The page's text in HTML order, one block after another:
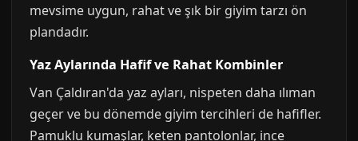
mevsime uygun, rahat ve şık bir giyim tarzı ön
plandadır.
Yaz Aylarında Hafif ve Rahat Kombinler
Van Çaldıran'da yaz ayları, nispeten daha ılıman
geçer ve bu dönemde giyim tercihleri de hafifler.
Pamuklu kumaşlar, keten pantolonlar, ince